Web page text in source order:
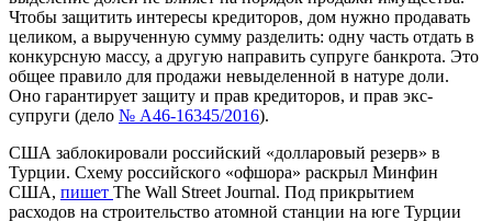
Чтобы защитить интересы кредиторов, дом нужно продавать
целиком, а вырученную сумму разделить: одну часть отдать в
конкурсную массу, а другую направить супруге банкрота. Это
общее правило для продажи невыделенной в натуре доли.
Оно гарантирует защиту и прав кредиторов, и прав экс-
супруги (дело № А46-16345/2016).
США заблокировали российский «долларовый резерв» в
Турции. Схему российского «офшора» раскрыл Минфин
США, пишет The Wall Street Journal. Под прикрытием
расходов на строительство атомной станции на юге Турции